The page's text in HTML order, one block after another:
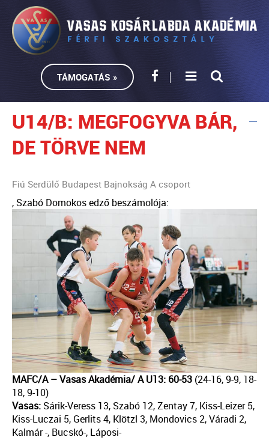
TÁMOGATÁS »
U14/B: MEGFOGYVA BÁR,
DE TÖRVE NEM
Fiú Serdülő Budapest Bajnokság A csoport
, Szabó Domokos edző beszámolója:
MAFC/A – Vasas Akadémia/ A U13: 60-53 (24-16, 9-9, 18-
18, 9-10)
Vasas: Sárik-Veress 13, Szabó 12, Zentay 7, Kiss-Leizer 5,
Kiss-Luczai 5, Gerlits 4, Klötzl 3, Mondovics 2, Váradi 2,
Kalmár -, Bucskó-, Láposi-